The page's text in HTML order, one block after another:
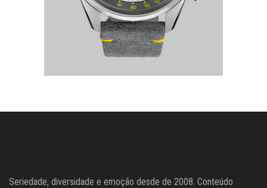
Seriedade, diversidade e emoção desde de 2008. Conteúdo